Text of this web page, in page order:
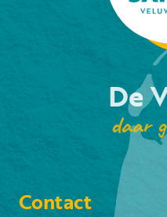
De
daar
Contact